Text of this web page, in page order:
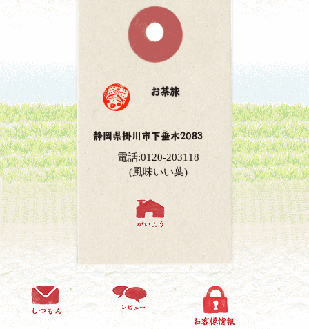
お茶旅
静岡県掛川市下垂木2083
電話:0120-203118
(風味いい葉)